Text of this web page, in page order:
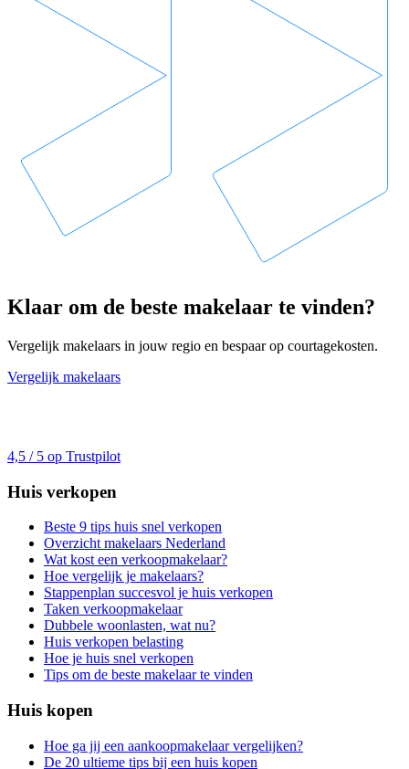
Klaar om de beste makelaar te vinden?
Vergelijk makelaars in jouw regio en bespaar op courtagekosten.
Vergelijk makelaars
4,5 / 5 op Trustpilot
Huis verkopen
Beste 9 tips huis snel verkopen
Overzicht makelaars Nederland
Wat kost een verkoopmakelaar?
Hoe vergelijk je makelaars?
Stappenplan succesvol je huis verkopen
Taken verkoopmakelaar
Dubbele woonlasten, wat nu?
Huis verkopen belasting
Hoe je huis snel verkopen
Tips om de beste makelaar te vinden
Huis kopen
Hoe ga jij een aankoopmakelaar vergelijken?
De 20 ultieme tips bij een huis kopen